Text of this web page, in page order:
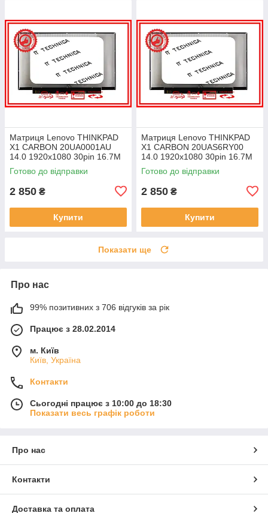
Матриця Lenovo THINKPAD
X1 CARBON 20UA0001AU
14.0 1920x1080 30pin 16.7M
45% NTSC 300 cd/m² для
ноутбука
Готово до відправки
2 850 ₴
Купити
Матриця Lenovo THINKPAD
X1 CARBON 20UAS6RY00
14.0 1920x1080 30pin 16.7M
45% NTSC 300 cd/m² для
ноутбука
Готово до відправки
2 850 ₴
Купити
Показати ще
Про нас
99% позитивних з 706 відгуків за рік
Працює з 28.02.2014
м. Київ
Київ, Україна
Контакти
Сьогодні працює з 10:00 до 18:30
Показати весь графік роботи
Про нас
Контакти
Доставка та оплата